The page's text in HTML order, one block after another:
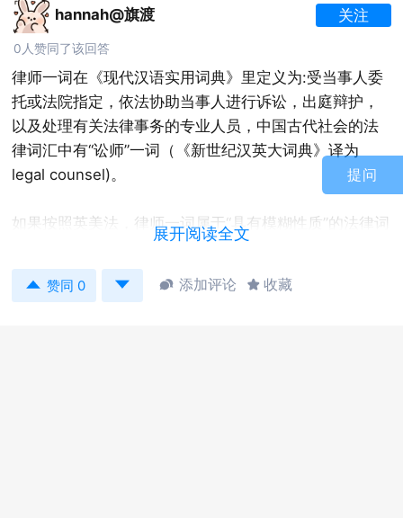
提问
hannah@旗渡 关注
0人赞同了该回答
律师一词在《现代汉语实用词典》里定义为:受当事人委
托或法院指定，依法协助当事人进行诉讼，出庭辩护，
以及处理有关法律事务的专业人员，中国古代社会的法
律词汇中有“讼师”一词（《新世纪汉英大词典》译为
legal counsel)。
如果按照英美法，律师一词属于“具有模糊性质”的法律词
汇,因为在英美法( common law)里对从事此项工作的专
业人员有非常明细的划分: advocate，attorney
,attorney-at-law ,barrister，counsel，counselor
展开阅读全文
 赞同 0   添加评论  收藏